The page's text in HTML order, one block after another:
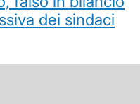
dei sindaci